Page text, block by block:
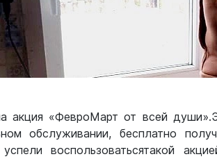
акция «ФевроМарт от всей
обслуживании, бесплатно
воспользоватьсятакой